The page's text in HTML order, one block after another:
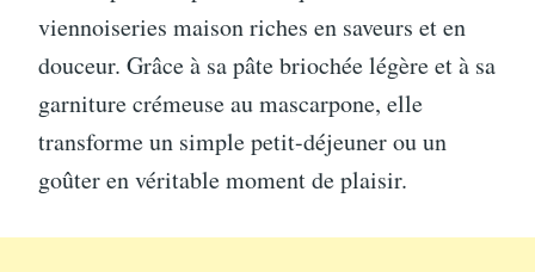
viennoiseries maison riches en saveurs et en
douceur. Grâce à sa pâte briochée légère et à sa
garniture crémeuse au mascarpone, elle
transforme un simple petit-déjeuner ou un
goûter en véritable moment de plaisir.